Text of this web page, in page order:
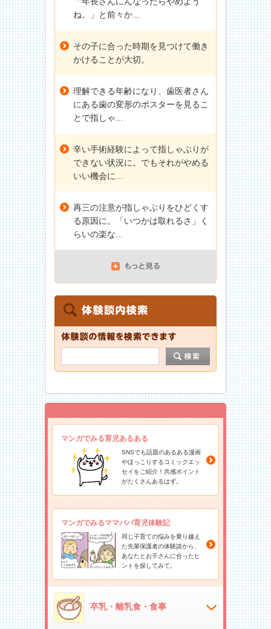
ね。」と前々か...
その子に合った時期を見つけて働き
かけることが大切。
理解できる年齢になり、歯医者さん
にある歯の変形のポスターを見るこ
とで指しゃ...
辛い手術経験によって指しゃぶりが
できない状況に。でもそれがやめる
いい機会に...
再三の注意が指しゃぶりをひどくす
る原因に。「いつかは取れるさ」く
らいの楽な...
マンガでみる育児あるある
SNSでも話題のあるある漫画
やほっこりするコミックエッ
セイをご紹介！共感ポイント
がたくさんあるはず。
マンガでみるママパパ育児体験記
同じ子育ての悩みを乗り越え
た先輩保護者の体験談から、
あなたとお子さんに合ったヒ
ントを探してみて。
卒乳・離乳食・食事